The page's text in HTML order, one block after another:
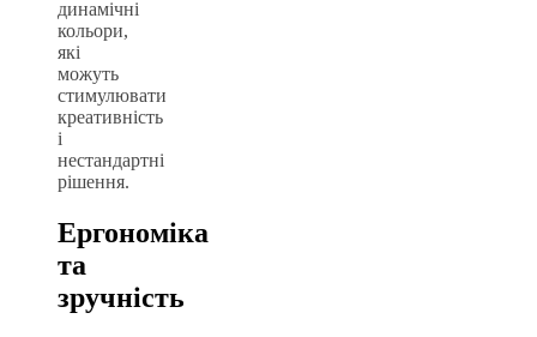
динамічні
кольори,
які
можуть
стимулювати
креативність
і
нестандартні
рішення.
Ергономіка
та
зручність